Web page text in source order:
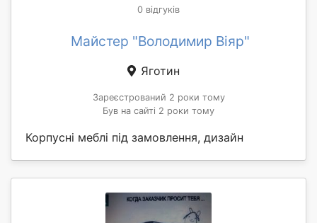
0 відгуків
Майстер "Володимир Віяр"
Яготин
Зареєстрований 2 роки тому
Був на сайті 2 роки тому
Корпусні меблі під замовлення, дизайн